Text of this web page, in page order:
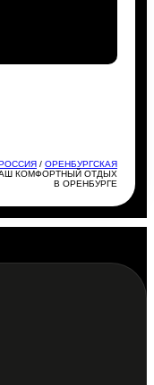
/ОРЕНБУРГСКАЯ
КОМФОРТНЫЙ ОТДЫХ
В ОРЕНБУРГЕ